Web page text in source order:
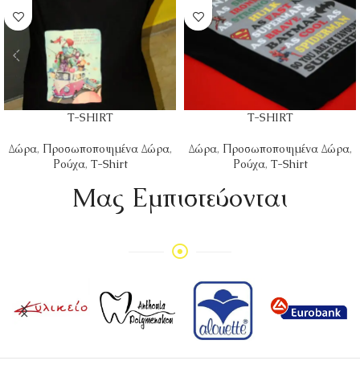
T-SHIRT
Δώρα, Προσωποποιημένα Δώρα,
Ρούχα, T-Shirt
T-SHIRT
Δώρα, Προσωποποιημένα Δώρα,
Ρούχα, T-Shirt
Mας Εμπιστεύονται